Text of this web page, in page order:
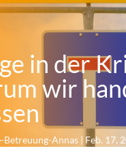
in der
wir
Betreuung-Annas | Feb. 17,